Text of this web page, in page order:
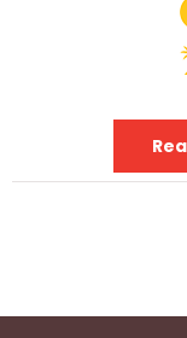
plocho nebo kulato